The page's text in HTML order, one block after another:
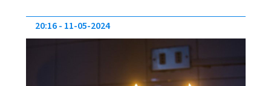
20:16 11-05-2024